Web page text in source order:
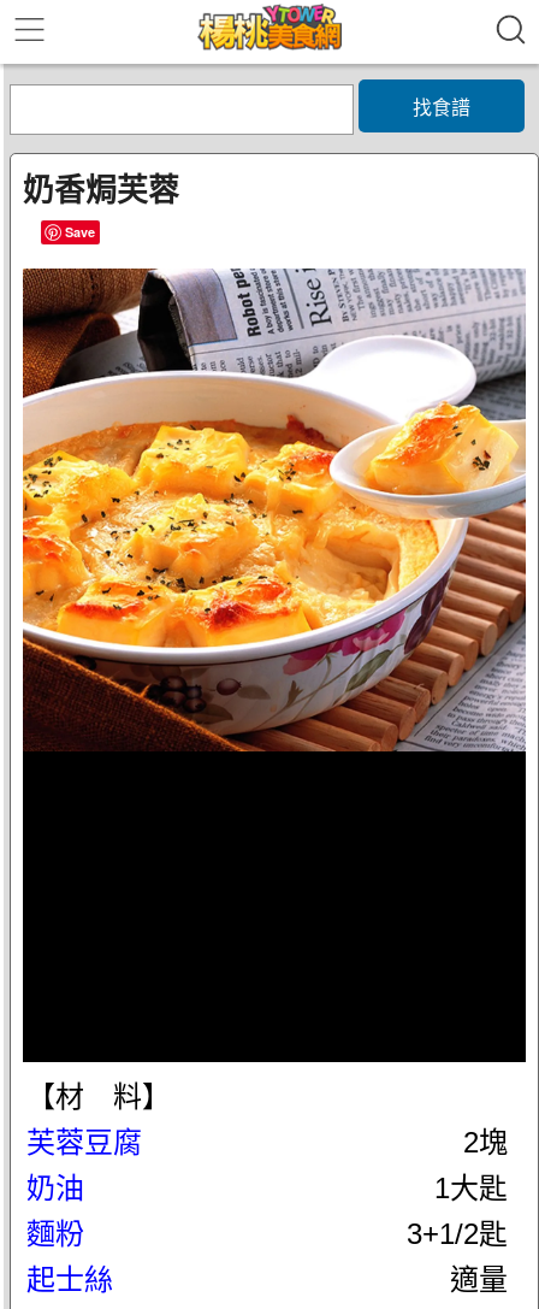
找食譜
奶香焗芙蓉
Save
【材 料】
芙蓉豆腐
2塊
奶油
1大匙
麵粉
3+1/2匙
起士絲
適量